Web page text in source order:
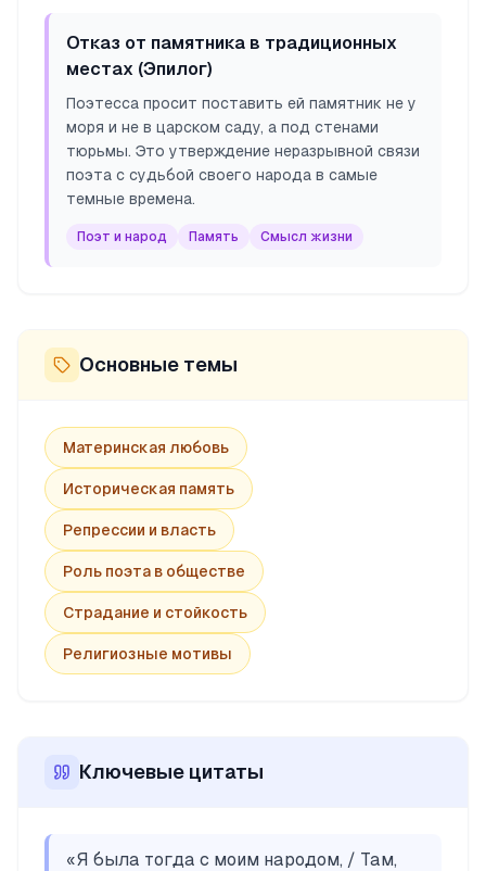
Отказ от памятника в традиционных
местах (Эпилог)
Поэтесса просит поставить ей памятник не у
моря и не в царском саду, а под стенами
тюрьмы. Это утверждение неразрывной связи
поэта с судьбой своего народа в самые
темные времена.
Поэт и народ Память Смысл жизни
Основные темы
Материнская любовь
Историческая память
Репрессии и власть
Роль поэта в обществе
Страдание и стойкость
Религиозные мотивы
Ключевые цитаты
«Я была тогда с моим народом, / Там,